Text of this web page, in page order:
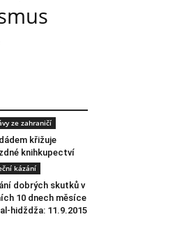
ze zahraničí
křižuje
knihkupectví
kázání
dobrých skutků v
10 dnech měsíce
hidždža: 11.9.2015